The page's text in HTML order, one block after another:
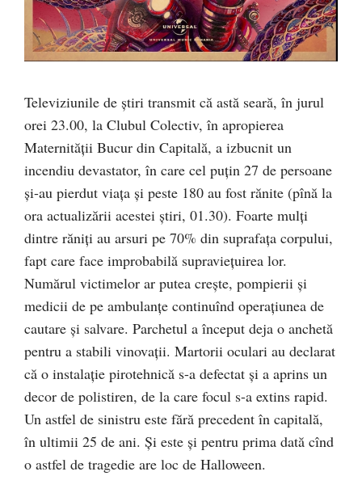
Televiziunile de ştiri transmit că astă seară, în jurul
orei 23.00, la Clubul Colectiv, în apropierea
Maternităţii Bucur din Capitală, a izbucnit un
incendiu devastator, în care cel puţin 27 de persoane
şi-au pierdut viaţa şi peste 180 au fost rănite (pînă la
ora actualizării acestei ştiri, 01.30). Foarte mulţi
dintre răniţi au arsuri pe 70% din suprafaţa corpului,
fapt care face improbabilă supravieţuirea lor.
Numărul victimelor ar putea creşte, pompierii şi
medicii de pe ambulanţe continuînd operaţiunea de
cautare şi salvare. Parchetul a început deja o anchetă
pentru a stabili vinovaţii. Martorii oculari au declarat
că o instalaţie pirotehnică s-a defectat şi a aprins un
decor de polistiren, de la care focul s-a extins rapid.
Un astfel de sinistru este fără precedent în capitală,
în ultimii 25 de ani. Şi este şi pentru prima dată cînd
o astfel de tragedie are loc de Halloween.